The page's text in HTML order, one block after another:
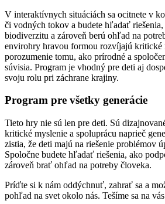
V interaktívnych situáciách sa ocitnete v
či vodných tokov a budete hľadať
biodiverzitu a zároveň berú ohľad na
envirohry hravou formou rozvíjajú kritické
porozumenie tomu, ako prírodné a
súvisia. Program je vhodný pre deti aj
svoju rolu pri záchrane krajiny.
Program pre všetky generácie
Tieto hry nie sú len pre deti. Sú
kritické myslenie a spoluprácu naprieč
zistia, že deti majú na riešenie problémov
Spoločne budete hľadať riešenia, ako
zároveň brať ohľad na potreby človeka.
Príďte si k nám oddýchnuť, zahrať sa a
pohľad na svet okolo nás. Tešíme sa na